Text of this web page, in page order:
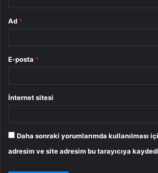
Ad *
E-posta *
İnternet sitesi
Daha sonraki yorumlarımda kullanılması
adresim ve site adresim bu tarayıcıya